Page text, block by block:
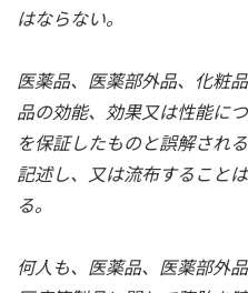
はならない。
医薬品、医薬部外品、化粧
品の効能、効果又は性能に
を保証したものと誤解され
記述し、又は流布すること
る。
何人も、医薬品、医薬部外